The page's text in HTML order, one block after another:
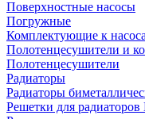
Поверхностные насосы
Погружные
Комплектующие к
Полотенцесушители и
Полотенцесушители
Радиаторы
Радиаторы
Решетки для